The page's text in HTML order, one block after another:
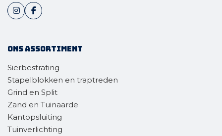
Ons assortiment
Sierbestrating
Stapelblokken en traptreden
Grind en Split
Zand en Tuinaarde
Kantopsluiting
Tuinverlichting